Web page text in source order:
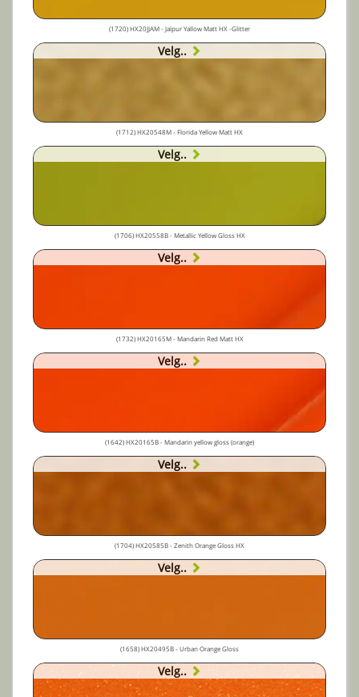
(1720) HX20JJAM - Jaïpur Yallow Matt HX -Glitter
Velg..
(1712) HX20548M - Florida Yellow Matt HX
Velg..
(1706) HX20558B - Metallic Yellow Gloss HX
Velg..
(1732) HX20165M - Mandarin Red Matt HX
Velg..
(1642) HX20165B - Mandarin yellow gloss (orange)
Velg..
(1704) HX20585B - Zenith Orange Gloss HX
Velg..
(1658) HX20495B - Urban Orange Gloss
Velg..